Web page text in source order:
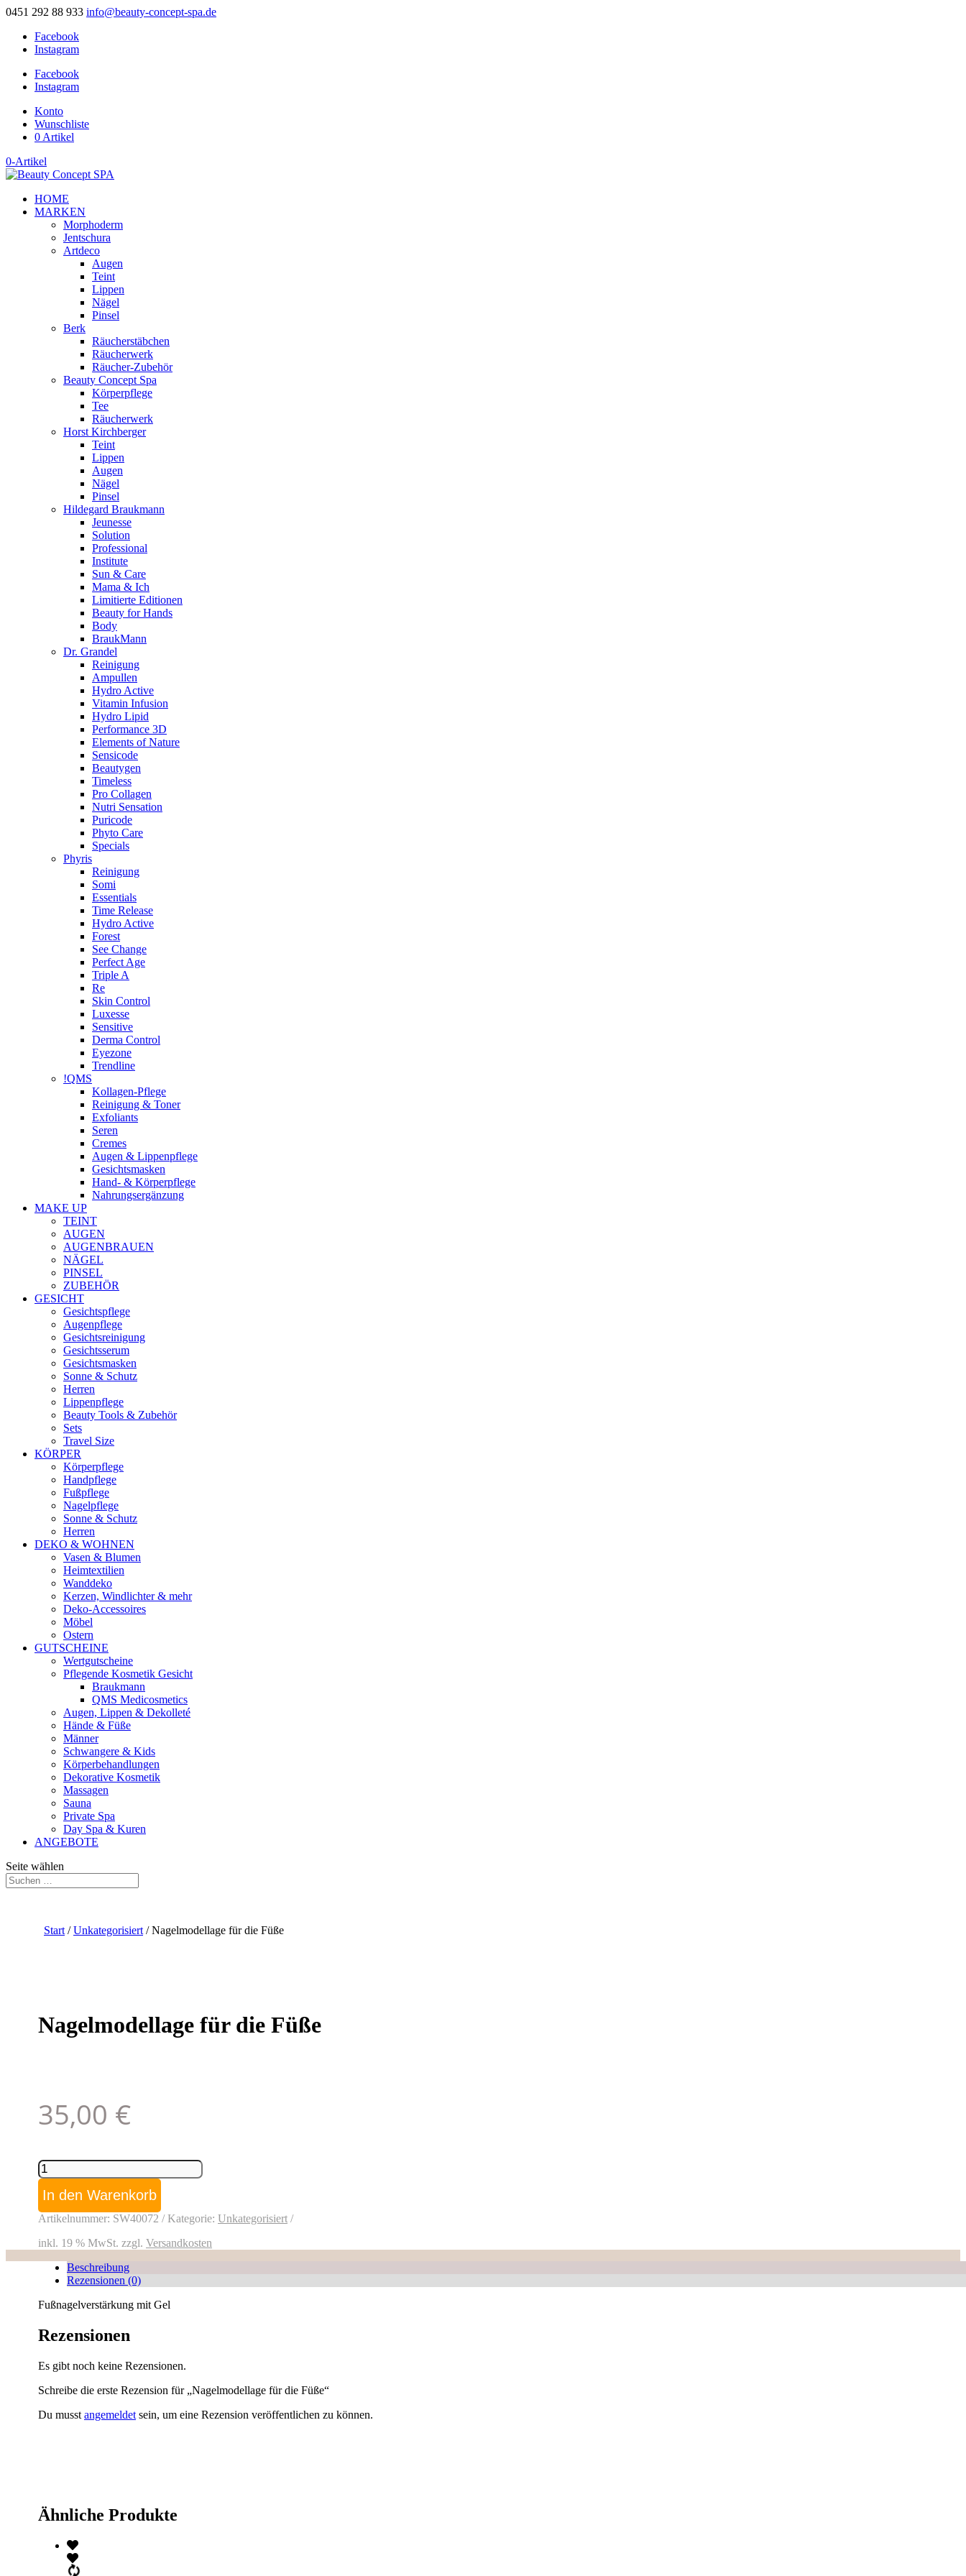
0451 292 88 933 info@beauty-concept-spa.de
Facebook
Instagram
Facebook
Instagram
Konto
Wunschliste
0 Artikel
0-Artikel
HOME
MARKEN
Morphoderm
Jentschura
Artdeco
Augen
Teint
Lippen
Nägel
Pinsel
Berk
Räucherstäbchen
Räucherwerk
Räucher-Zubehör
Beauty Concept Spa
Körperpflege
Tee
Räucherwerk
Horst Kirchberger
Teint
Lippen
Augen
Nägel
Pinsel
Hildegard Braukmann
Jeunesse
Solution
Professional
Institute
Sun & Care
Mama & Ich
Limitierte Editionen
Beauty for Hands
Body
BraukMann
Dr. Grandel
Reinigung
Ampullen
Hydro Active
Vitamin Infusion
Hydro Lipid
Performance 3D
Elements of Nature
Sensicode
Beautygen
Timeless
Pro Collagen
Nutri Sensation
Puricode
Phyto Care
Specials
Phyris
Reinigung
Somi
Essentials
Time Release
Hydro Active
Forest
See Change
Perfect Age
Triple A
Re
Skin Control
Luxesse
Sensitive
Derma Control
Eyezone
Trendline
!QMS
Kollagen-Pflege
Reinigung & Toner
Exfoliants
Seren
Cremes
Augen & Lippenpflege
Gesichtsmasken
Hand- & Körperpflege
Nahrungsergänzung
MAKE UP
TEINT
AUGEN
AUGENBRAUEN
NÄGEL
PINSEL
ZUBEHÖR
GESICHT
Gesichtspflege
Augenpflege
Gesichtsreinigung
Gesichtsserum
Gesichtsmasken
Sonne & Schutz
Herren
Lippenpflege
Beauty Tools & Zubehör
Sets
Travel Size
KÖRPER
Körperpflege
Handpflege
Fußpflege
Nagelpflege
Sonne & Schutz
Herren
DEKO & WOHNEN
Vasen & Blumen
Heimtextilien
Wanddeko
Kerzen, Windlichter & mehr
Deko-Accessoires
Möbel
Ostern
GUTSCHEINE
Wertgutscheine
Pflegende Kosmetik Gesicht
Braukmann
QMS Medicosmetics
Augen, Lippen & Dekolleté
Hände & Füße
Männer
Schwangere & Kids
Körperbehandlungen
Dekorative Kosmetik
Massagen
Sauna
Private Spa
Day Spa & Kuren
ANGEBOTE
Seite wählen
Start /Unkategorisiert / Nagelmodellage für die Füße
Nagelmodellage für die Füße
35,00 €
Nagelmodellage
für
die
Füße
Menge
In den Warenkorb
Artikelnummer: SW40072 Kategorie: Unkategorisiert
inkl. 19 % MwSt. zzgl. Versandkosten
Beschreibung
Rezensionen (0)
Fußnagelverstärkung mit Gel
Rezensionen
Es gibt noch keine Rezensionen.
Schreibe die erste Rezension für „Nagelmodellage für die Füße“
Du musst angemeldet sein, um eine Rezension veröffentlichen zu können.
Ähnliche Produkte